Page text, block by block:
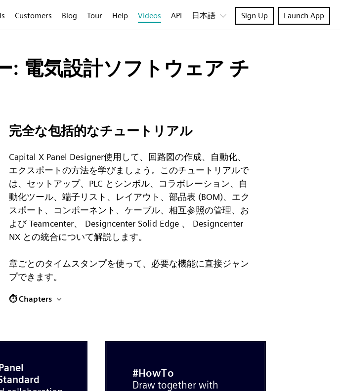
Customers Blog Tour Help Videos API 日本語 Sign Up Launch App
: 電気設計ソフトウェア チ
完全な包括的なチュートリアル
Capital X Panel Designer使用して、回路図の作成、自動化、
エクスポートの方法を学びましょう。このチュートリアルで
は、セットアップ、PLC とシンボル、コラボレーション、自
動化ツール、端子リスト、レイアウト、部品表 (BOM)、エク
スポート、コンポーネント、ケーブル、相互参照の管理、お
よび Teamcenter、 Designcenter Solid Edge 、 Designcenter
NX との統合について解説します。
章ごとのタイムスタンプを使って、必要な機能に直接ジャン
プできます。
⏱ Chapters